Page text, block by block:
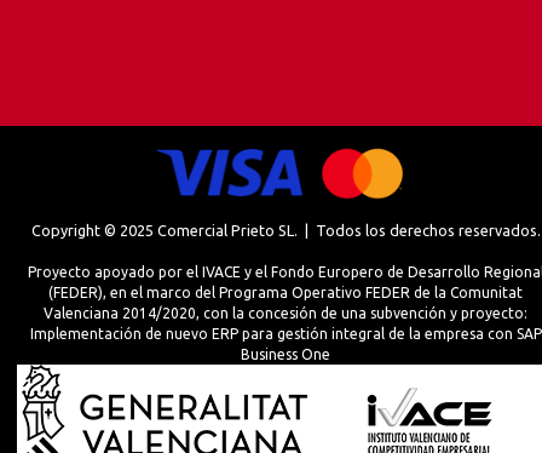
Copyright © 2025 Comercial Prieto SL. | Todos los derechos reservados.
Proyecto apoyado por el IVACE y el Fondo Europero de Desarrollo
(FEDER), en el marco del Programa Operativo FEDER de la Comunitat
Valenciana 2014/2020, con la concesión de una subvención y proyecto:
Implementación de nuevo ERP para gestión integral de la empresa con SAP
Business One